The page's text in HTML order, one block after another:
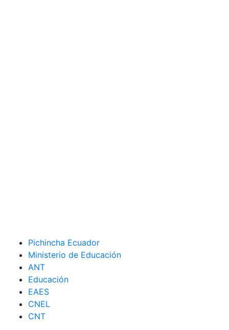
Pichincha Ecuador
Ministerio de Educación
ANT
Educación
EAES
CNEL
CNT